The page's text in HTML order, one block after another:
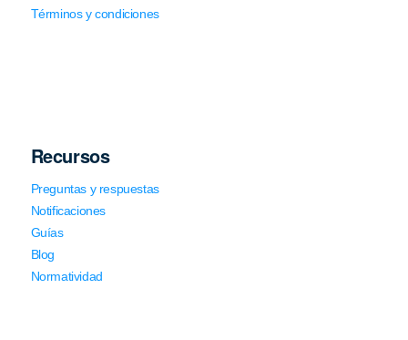
Términos y condiciones
Recursos
Preguntas y respuestas
Notificaciones
Guías
Blog
Normatividad